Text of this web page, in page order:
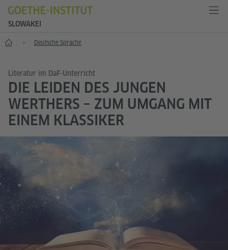
SLOWAKEI
Start Deutsche Sprache
Literatur im DaF-Unterricht
DIE LEIDEN DES JUNGEN
WERTHERS – ZUM UMGANG MIT
EINEM KLASSIKER